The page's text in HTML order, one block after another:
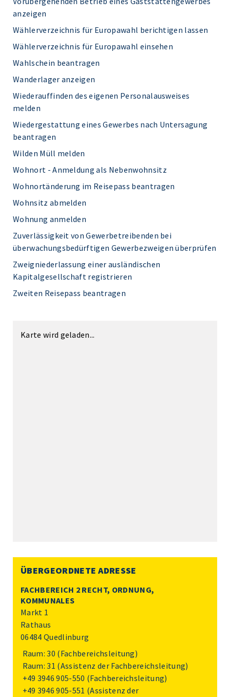
anzeigen
Wählerverzeichnis für Europawahl berichtigen lassen
Wählerverzeichnis für Europawahl einsehen
Wahlschein beantragen
Wanderlager anzeigen
Wiederauffinden des eigenen Personalausweises
melden
Wiedergestattung eines Gewerbes nach Untersagung
beantragen
Wilden Müll melden
Wohnort - Anmeldung als Nebenwohnsitz
Wohnortänderung im Reisepass beantragen
Wohnsitz abmelden
Wohnung anmelden
Zuverlässigkeit von Gewerbetreibenden bei
überwachungsbedürftigen Gewerbezweigen überprüfen
Zweigniederlassung einer ausländischen
Kapitalgesellschaft registrieren
Zweiten Reisepass beantragen
Karte wird geladen...
ÜBERGEORDNETE ADRESSE
FACHBEREICH 2 RECHT, ORDNUNG,
KOMMUNALES
Markt 1
Rathaus
06484 Quedlinburg
Raum: 30 (Fachbereichsleitung)
Raum: 31 (Assistenz der Fachbereichsleitung)
+49 3946 905-550 (Fachbereichsleitung)
+49 3946 905-551 (Assistenz der